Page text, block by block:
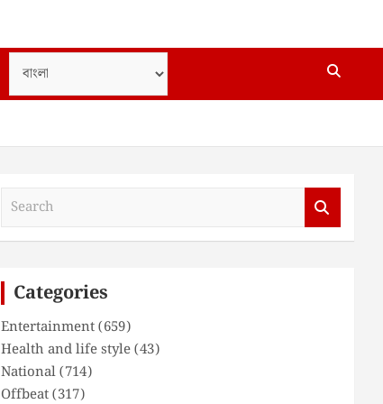
Categories
Entertainment(659)
Health and life style(43)
National(714)
Offbeat(317)